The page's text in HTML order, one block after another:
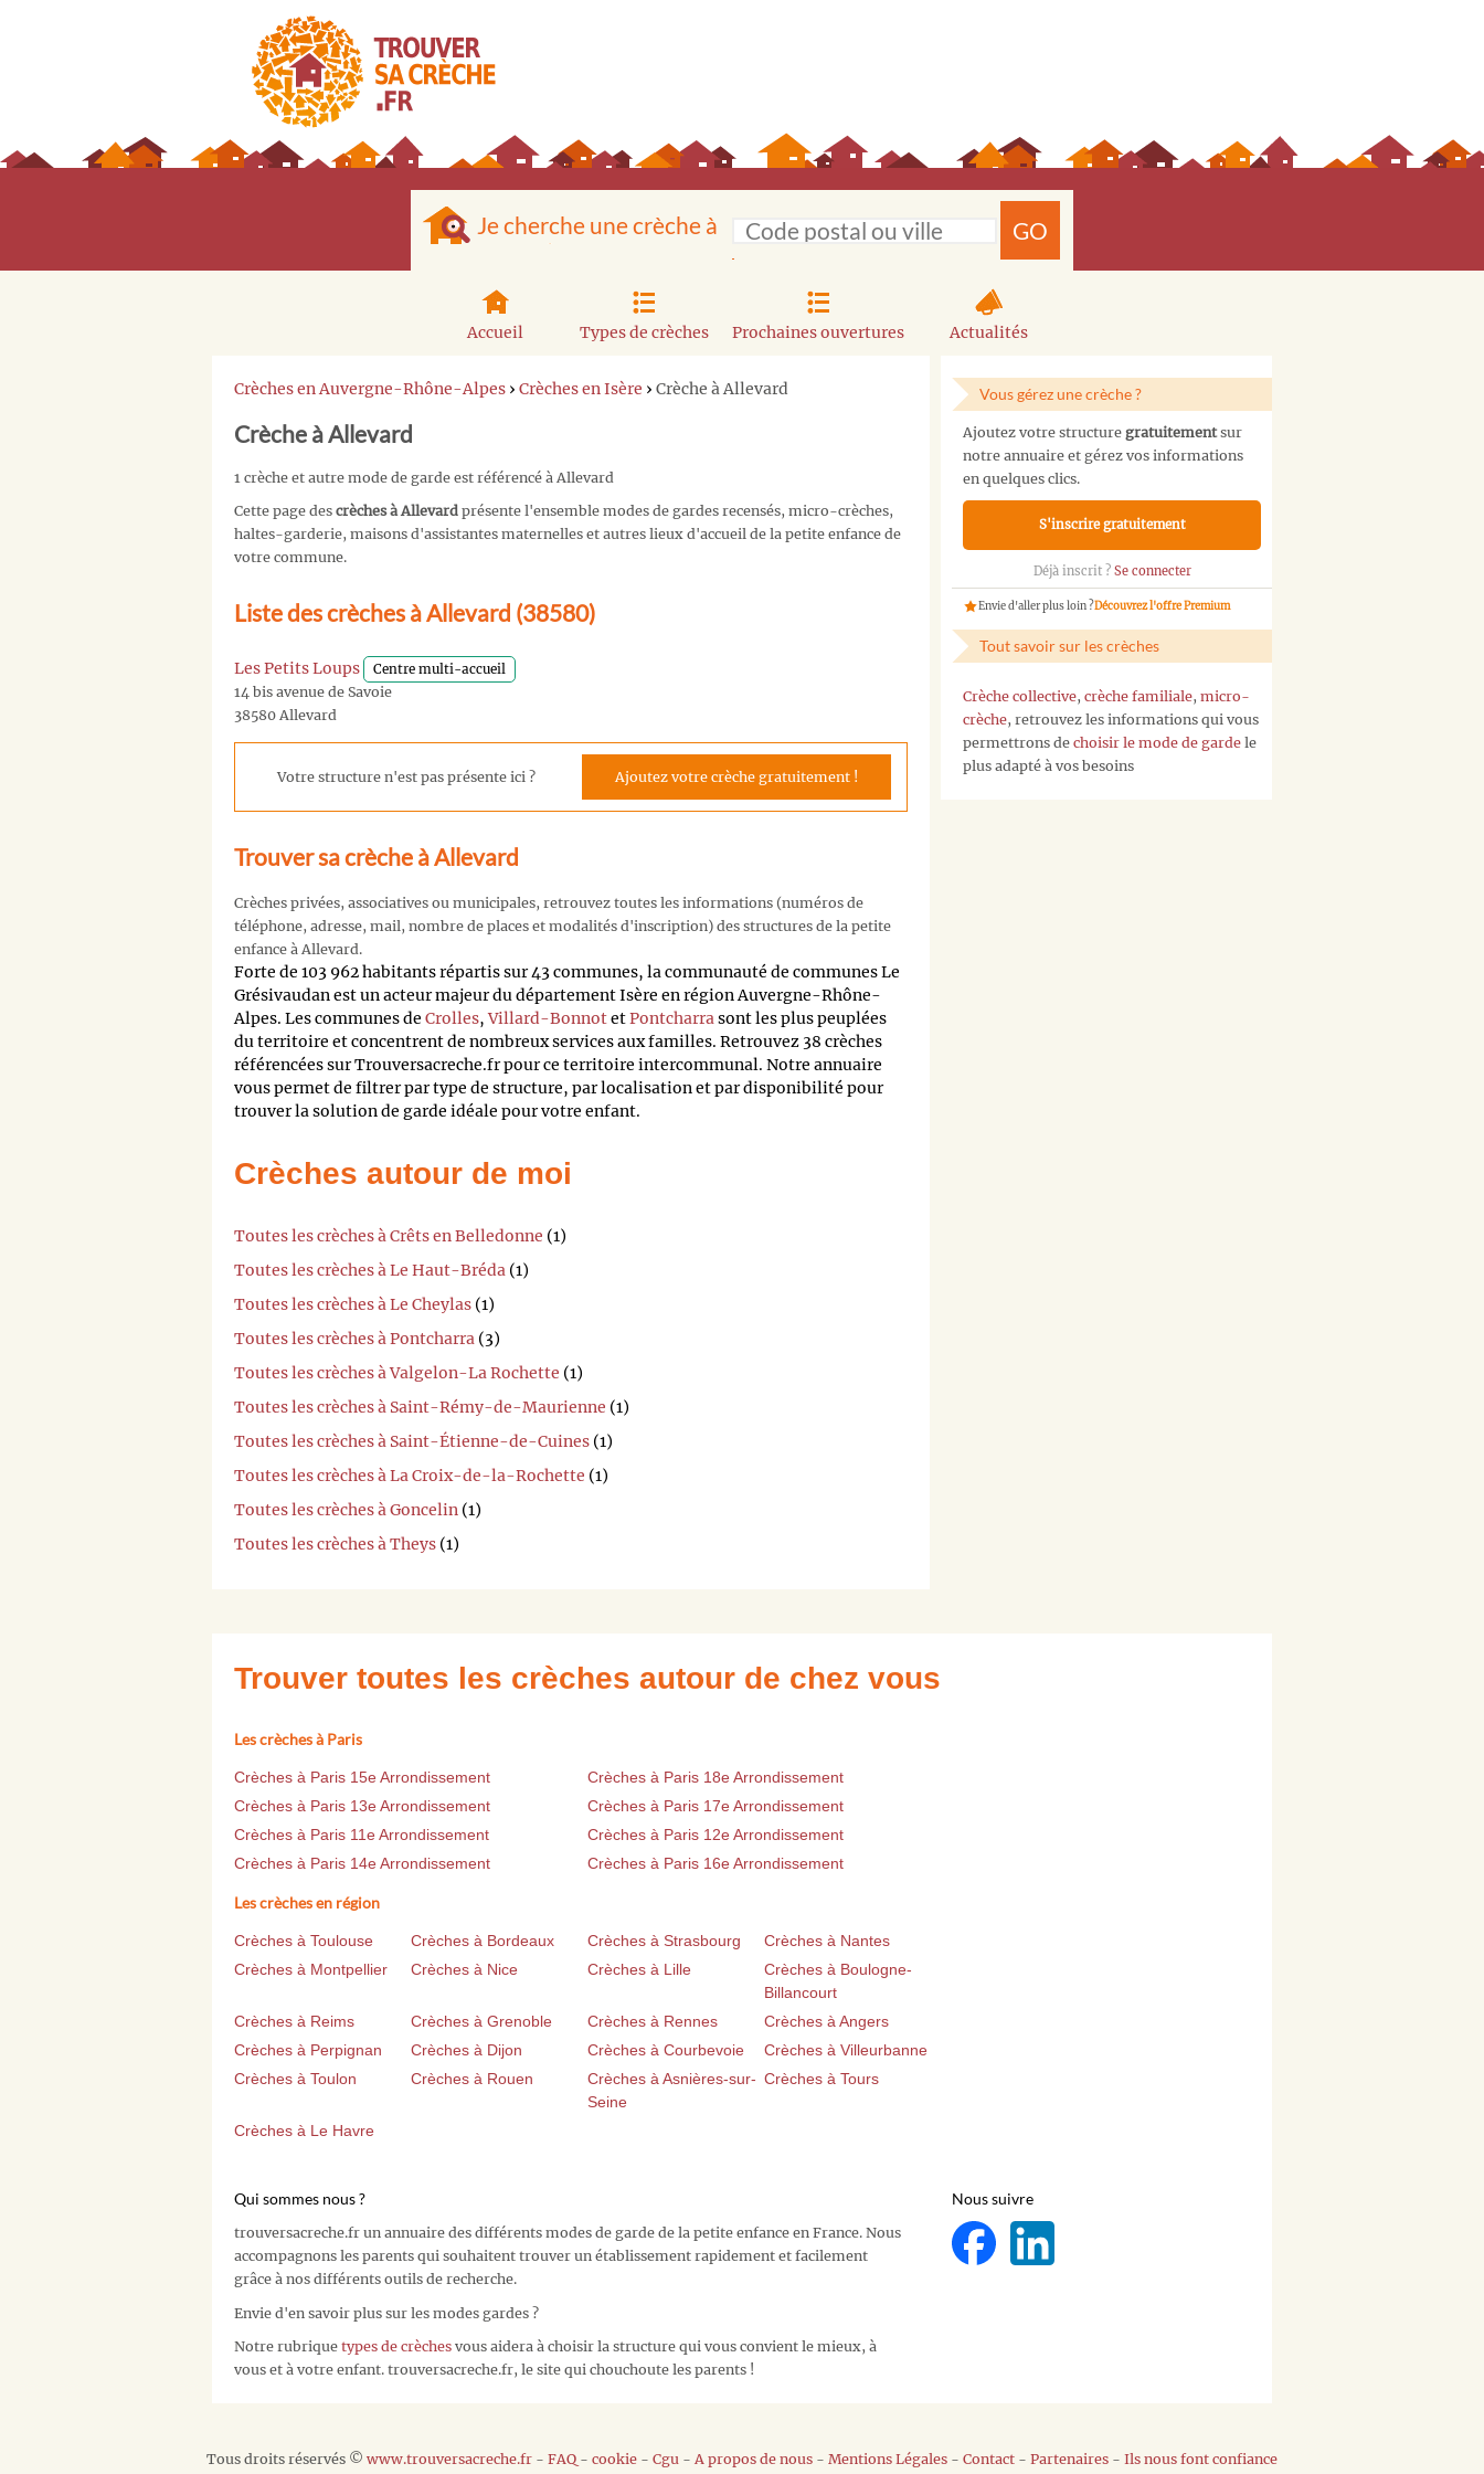
Je cherche une crèche à GO
Accueil Types de crèches Prochaines ouvertures Actualités
Crèches en Auvergne-Rhône-Alpes › Crèches en Isère › Crèche à Allevard
Crèche à Allevard
1 crèche et autre mode de garde est référencé à Allevard
Cette page des crèches à Allevard présente l'ensemble modes de gardes recensés, micro-crèches,
haltes-garderie, maisons d'assistantes maternelles et autres lieux d'accueil de la petite enfance de
votre commune.
Liste des crèches à Allevard (38580)
Les Petits Loups Centre multi-accueil
14 bis avenue de Savoie
38580 Allevard
Votre structure n'est pas présente ici ? Ajoutez votre crèche gratuitement !
Trouver sa crèche à Allevard
Crèches privées, associatives ou municipales, retrouvez toutes les informations (numéros de
téléphone, adresse, mail, nombre de places et modalités d'inscription) des structures de la petite
enfance à Allevard.
Forte de 103 962 habitants répartis sur 43 communes, la communauté de communes Le
Grésivaudan est un acteur majeur du département Isère en région Auvergne-Rhône-
Alpes. Les communes de Crolles,Villard-BonnotetPontcharrasont les plus peuplées
du territoire et concentrent de nombreux services aux familles. Retrouvez 38 crèches
référencées sur Trouversacreche.fr pour ce territoire intercommunal. Notre annuaire
vous permet de filtrer par type de structure, par localisation et par disponibilité pour
trouver la solution de garde idéale pour votre enfant.
Crèches autour de moi
Toutes les crèches à Crêts en Belledonne (1)
Toutes les crèches à Le Haut-Bréda (1)
Toutes les crèches à Le Cheylas (1)
Toutes les crèches à Pontcharra (3)
Toutes les crèches à Valgelon-La Rochette (1)
Toutes les crèches à Saint-Rémy-de-Maurienne (1)
Toutes les crèches à Saint-Étienne-de-Cuines (1)
Toutes les crèches à La Croix-de-la-Rochette (1)
Toutes les crèches à Goncelin (1)
Toutes les crèches à Theys (1)
Vous gérez une crèche ?
Ajoutez votre structure gratuitementsur
notre annuaire et gérez vos informations
en quelques clics.
S'inscrire gratuitement
Déjà inscrit ? Se connecter
Envie d'aller plus loin ?Découvrez l'offre Premium
Tout savoir sur les crèches
Crèche collective, crèche familiale, micro-
crèche, retrouvez les informations qui vous
permettrons de choisir le mode de garde le
plus adapté à vos besoins
Trouver toutes les crèches autour de chez vous
Les crèches à Paris
Crèches à Paris 15e Arrondissement
Crèches à Paris 18e Arrondissement
Crèches à Paris 13e Arrondissement
Crèches à Paris 17e Arrondissement
Crèches à Paris 11e Arrondissement
Crèches à Paris 12e Arrondissement
Crèches à Paris 14e Arrondissement
Crèches à Paris 16e Arrondissement
Les crèches en région
Crèches à Toulouse Crèches à Bordeaux Crèches à Strasbourg
Crèches à Nantes
Crèches à Montpellier
Crèches à Nice Crèches à Lille
Crèches à Boulogne-
Billancourt
Crèches à Reims
Crèches à Grenoble Crèches à Rennes
Crèches à Angers
Crèches à Perpignan
Crèches à Dijon Crèches à Courbevoie
Crèches à Villeurbanne
Crèches à Toulon
Crèches à Rouen
Crèches à Asnières-sur-
Seine
Crèches à Tours
Crèches à Le Havre
Qui sommes nous ?
trouversacreche.fr un annuaire des différents modes de garde de la petite enfance en France. Nous
accompagnons les parents qui souhaitent trouver un établissement rapidement et facilement
grâce à nos différents outils de recherche.
Envie d'en savoir plus sur les modes gardes ?
Notre rubrique types de crèches vous aidera à choisir la structure qui vous convient le mieux, à
vous et à votre enfant. trouversacreche.fr, le site qui chouchoute les parents !
Nous suivre
Tous droits réservés © www.trouversacreche.fr - FAQ - cookie - Cgu - A propos de nous - Mentions Légales - Contact - Partenaires - Ils nous font confiance